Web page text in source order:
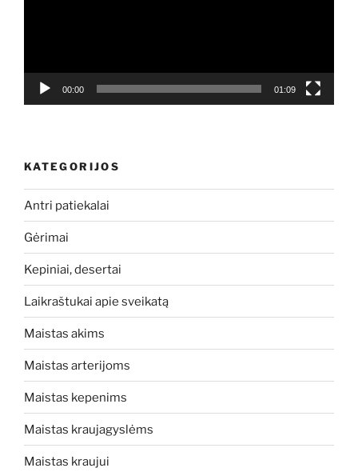
00:00 01:09
KATEGORIJOS
Antri patiekalai
Gėrimai
Kepiniai, desertai
Laikraštukai apie sveikatą
Maistas akims
Maistas arterijoms
Maistas kepenims
Maistas kraujagyslėms
Maistas kraujui